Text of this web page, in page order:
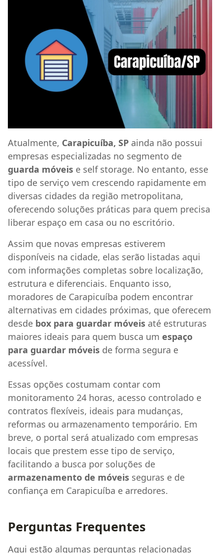
Atualmente, Carapicuíba, SP ainda não possui
empresas especializadas no segmento de
guarda móveis e self storage. No entanto, esse
tipo de serviço vem crescendo rapidamente em
diversas cidades da região metropolitana,
oferecendo soluções práticas para quem precisa
liberar espaço em casa ou no escritório.
Assim que novas empresas estiverem
disponíveis na cidade, elas serão listadas aqui
com informações completas sobre localização,
estrutura e diferenciais. Enquanto isso,
moradores de Carapicuíba podem encontrar
alternativas em cidades próximas, que oferecem
desde box para guardar móveis até estruturas
maiores ideais para quem busca um espaço
para guardar móveis de forma segura e
acessível.
Essas opções costumam contar com
monitoramento 24 horas, acesso controlado e
contratos flexíveis, ideais para mudanças,
reformas ou armazenamento temporário. Em
breve, o portal será atualizado com empresas
locais que prestem esse tipo de serviço,
facilitando a busca por soluções de
armazenamento de móveis seguras e de
confiança em Carapicuíba e arredores.
Perguntas Frequentes
Aqui estão algumas perguntas relacionadas